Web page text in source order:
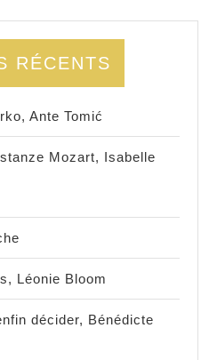
RÉCENTS
Ante Tomić
Mozart, Isabelle
Léonie Bloom
décider, Bénédicte